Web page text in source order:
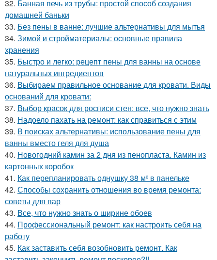
32. Банная печь из трубы: простой способ создания
домашней баньки
33. Без пены в ванне: лучшие альтернативы для мытья
34. Зимой и стройматериалы: основные правила
хранения
35. Быстро и легко: рецепт пены для ванны на основе
натуральных ингредиентов
36. Выбираем правильное основание для кровати. Виды
оснований для кровати:
37. Выбор красок для росписи стен: все, что нужно знать
38. Надоело пахать на ремонт: как справиться с этим
39. В поисках альтернативы: использование пены для
ванны вместо геля для душа
40. Новогодний камин за 2 дня из пенопласта. Камин из
картонных коробок
41. Как перепланировать однушку 38 м² в панельке
42. Способы сохранить отношения во время ремонта:
советы для пар
43. Все, что нужно знать о ширине обоев
44. Профессиональный ремонт: как настроить себя на
работу
45. Как заставить себя возобновить ремонт. Как